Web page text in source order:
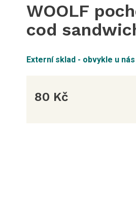
Externí sklad - obvykle u
WOOLF
cod
80 Kč